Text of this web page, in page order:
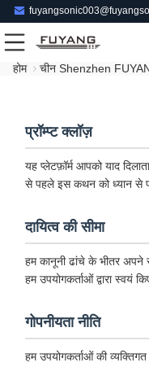
होम चीन Shenzhen
प्रॉम्प्ट क्लॉज़
यह प्लेटफ़ॉर्म आपको याद
से पहले इस कथन को ध्यान से
दायित्व की सीमा
हम कानूनी ढांचे के भीतर अपने
हम उपयोगकर्ताओं द्वारा स्वयं
गोपनीयता नीति
हम उपयोगकर्ताओं की